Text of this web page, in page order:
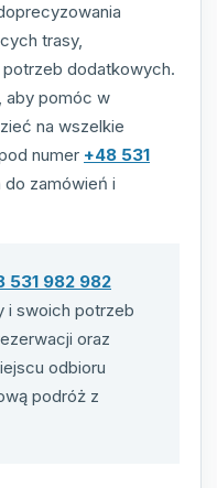
trasy,
dodatkowych.
aby pomóc w
na wszelkie
numer +48 531
do zamówień i
531 982 982
i swoich potrzeb
oraz
odbioru
podróż z